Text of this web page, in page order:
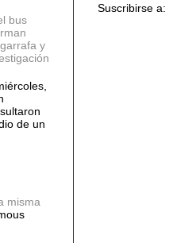
Suscribirse a:
bus
y
de un
misma